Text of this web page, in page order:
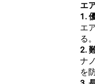
エ
1.
エ
る
2.
ナ
を